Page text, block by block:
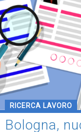
RICERCA LAVORO
Bologna,